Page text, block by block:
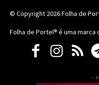
© Copyright 2026Folha de
Folha de Portel® é uma
-